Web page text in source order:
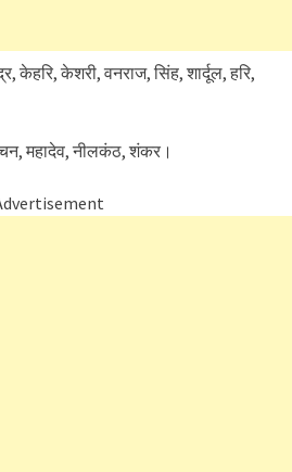
केहरि, केशरी, वनराज, सिंह, शार्दूल, हरि,
महादेव, नीलकंठ, शंकर।